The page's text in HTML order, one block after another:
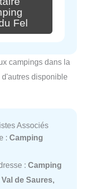
Fel
campings dans la
disponible
Associés
: Camping
: Camping
Val de Saures,